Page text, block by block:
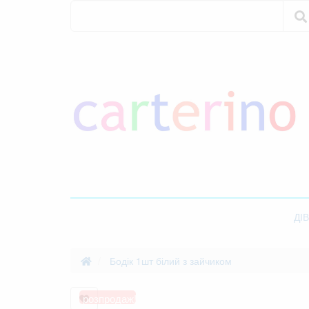
Бодік 1шт білий з зайчиком
розпродаж!